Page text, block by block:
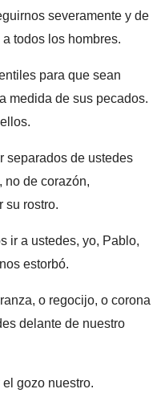
severamente y de
todos los hombres.
para que sean
medida de sus pecados.
separados de ustedes
no de corazón,
su rostro.
ir a ustedes, yo, Pablo,
estorbó.
o regocijo, o corona
delante de nuestro
gozo nuestro.